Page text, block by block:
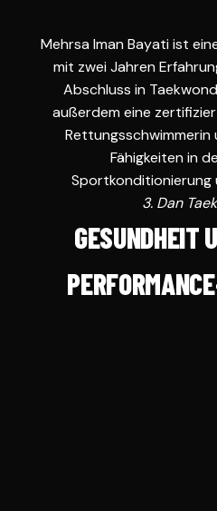
Mehrsa Iman Bayati ist
mit zwei Jahren
Abschluss in
außerdem eine
Fähigkeiten in
Sportkonditionierung
3. Dan
GESUNDHEIT